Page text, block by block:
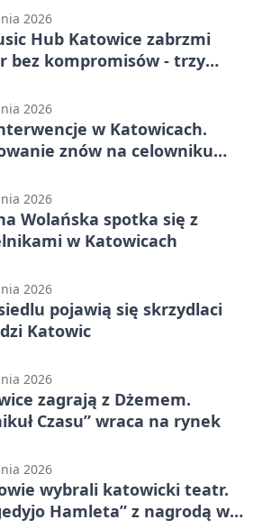
2026
Hub Katowice zabrzmi
bez kompromisów - trzy
2026
w Katowicach.
znów na celowniku
2026
Wolańska spotka się z
w Katowicach
2026
pojawią się skrzydlaci
Katowic
2026
zagrają z Dżemem.
Czasu” wraca na rynek
2026
wybrali katowicki teatr.
Hamleta” z nagrodą w